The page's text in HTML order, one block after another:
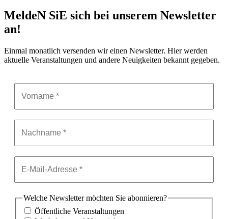
MeldeN SiE sich bei unserem Newsletter
an!
Einmal monatlich versenden wir einen Newsletter. Hier werden
aktuelle Veranstaltungen und andere Neuigkeiten bekannt gegeben.
Welche Newsletter möchten Sie abonnieren?
Öffentliche Veranstaltungen